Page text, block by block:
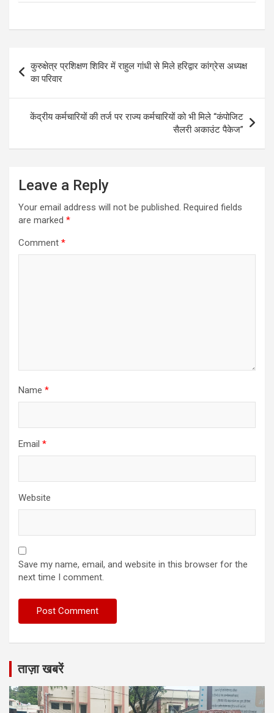
navigation
कुरुक्षेत्र प्रशिक्षण शिविर में राहुल गांधी से मिले हरिद्वार कांग्रेस अध्यक्ष
का परिवार
केंद्रीय कर्मचारियों की तर्ज पर राज्य कर्मचारियों को भी मिले “कंपोजिट
सैलरी अकाउंट पैकेज”
Leave a Reply
Your email address will not be published. Required fields
are marked *
Comment *
Name *
Email *
Website
Save my name, email, and website in this browser for the
next time I comment.
ताज़ा खबरें